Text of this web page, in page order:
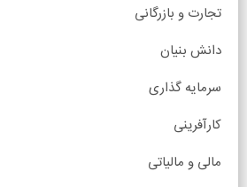
تجارت و بازرگانی
دانش بنیان
سرمایه گذاری
کارآفرینی
مالی و مالیاتی